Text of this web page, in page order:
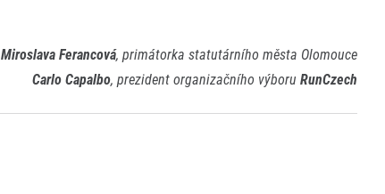
Miroslava Ferancová, primátorka statutárního města Olomouce
Carlo Capalbo, prezident organizačního výboru RunCzech